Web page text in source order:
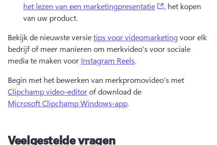
het lezen van een marketingpresentatie
(opens in a
, het kopen
van uw product.
Bekijk de nieuwste versie tips voor videomarketing voor elk
bedrijf of meer manieren om merkvideo's voor sociale
media te maken voor Instagram Reels.
Begin met het bewerken van merkpromovideo's met
Clipchamp video-editor of download de
Microsoft Clipchamp Windows-app.
Veelgestelde vragen